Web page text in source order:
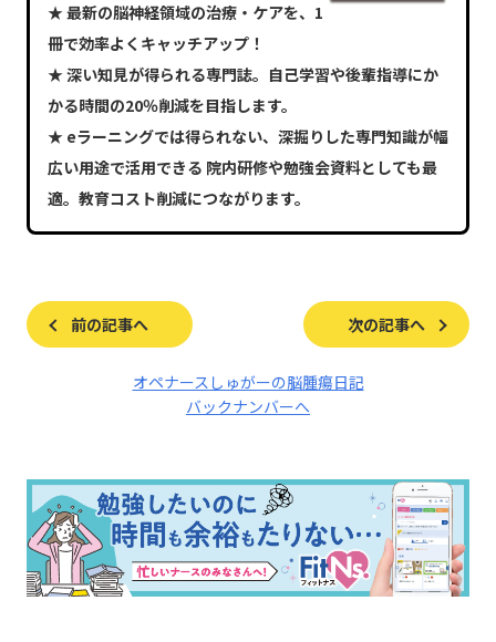
★ 最新の脳神経領域の治療・ケアを、1
冊で効率よくキャッチアップ！
★ 深い知見が得られる専門誌。自己学習や後輩指導にか
かる時間の20％削減を目指します。
★ eラーニングでは得られない、深掘りした専門知識が幅
広い用途で活用できる 院内研修や勉強会資料としても最
適。教育コスト削減につながります。
前の記事へ 次の記事へ
オペナースしゅがーの脳腫瘍日記
バックナンバーへ